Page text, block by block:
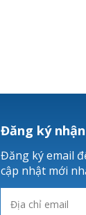
Đăng ký
Đăng ký email
cập nhật mới